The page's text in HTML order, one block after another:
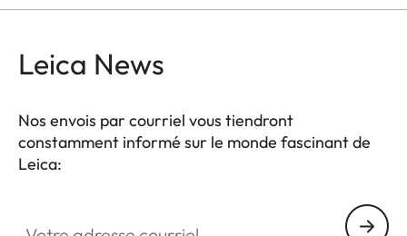
en collaboration avec Niggeloh, la manufacture
d'une réputation exceptionnelle de qualité "Made
in Germany".
Leica News
Nos envois par courriel vous tiendront
constamment informé sur le monde fascinant de
Leica: